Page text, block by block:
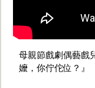
母親節戲劇偶藝戲
嬤，你佇佗位？』